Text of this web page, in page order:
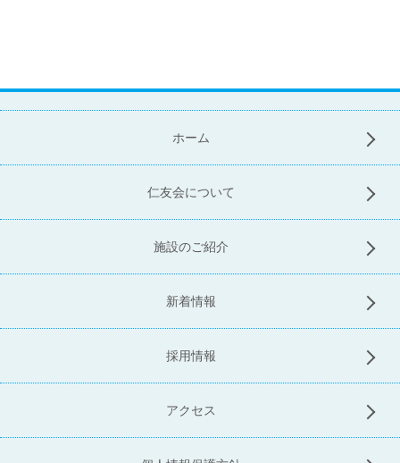
ホーム
仁友会について
施設のご紹介
新着情報
採用情報
アクセス